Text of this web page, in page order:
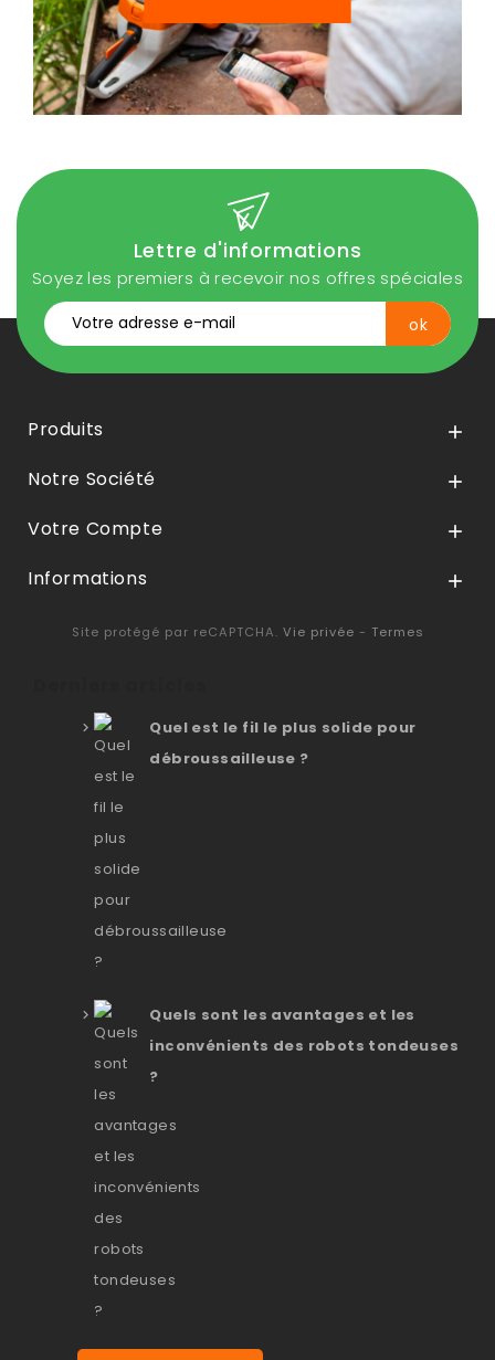
Lettre d'informations
Soyez les premiers à recevoir nos offres spéciales
Produits 
Notre Société 
Votre Compte 
Informations 
Site protégé par reCAPTCHA. Vie privée - Termes
Quel est le fil le plus solide pour
débroussailleuse ?
Quels sont les avantages et les
inconvénients des robots tondeuses
?